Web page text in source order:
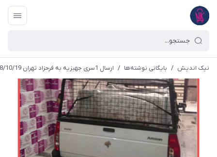
نیک اندیش / بایگانی نوشته‌ها / ارسال 1سری جهیزیه به فرحزاد تهران 98/10/19